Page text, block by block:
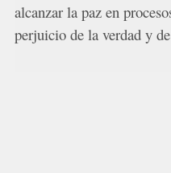
alcanzar la paz en
perjuicio de la verdad y